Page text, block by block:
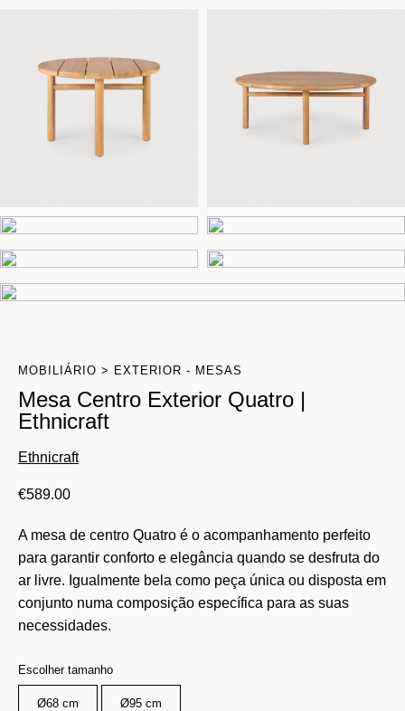
MOBILIÁRIO EXTERIOR - MESAS
Mesa Centro Exterior Quatro |
Ethnicraft
Ethnicraft
€589.00
A mesa de centro Quatro é o acompanhamento perfeito
para garantir conforto e elegância quando se desfruta do
ar livre. Igualmente bela como peça única ou disposta em
conjunto numa composição específica para as suas
necessidades.
Escolher tamanho
Ø68 cm Ø95 cm